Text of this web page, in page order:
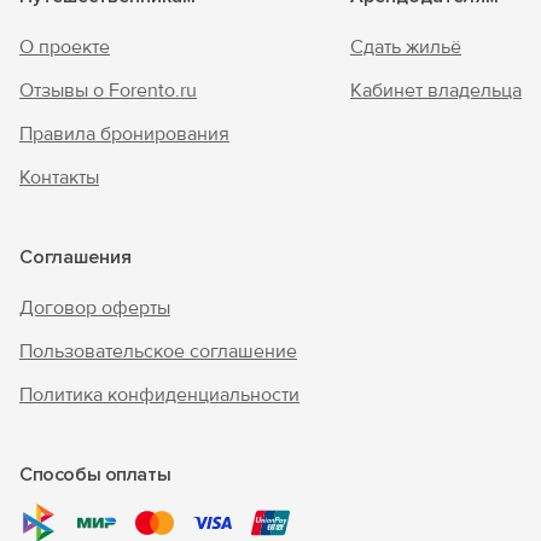
О проекте
Отзывы о Forento.ru
Правила бронирования
Контакты
Сдать жильё
Кабинет владельца
Соглашения
Договор оферты
Пользовательское соглашение
Политика конфиденциальности
Способы оплаты